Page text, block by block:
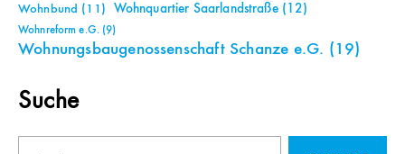
Wohnbund (11) Wohnquartier Saarlandstraße(12)
Wohnreform e.G.(9)
Wohnungsbaugenossenschaft Schanze e.G. (19)
Suche